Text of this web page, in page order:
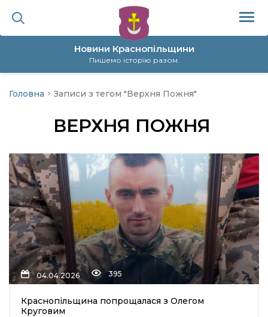
Новини Краснопільщини
Пишемо історію разом.
політика
Головна Записи з тегом "Верхня Пожня"
ВЕРХНЯ ПОЖНЯ
04.04.2026 395
Краснопільщина попрощалася з Олегом
Круговим